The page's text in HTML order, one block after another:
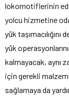
lokomotiflerinin
yolcu hizmetine
yük
yük
kalmayacak, aynı
için gerekli
sağlamaya da